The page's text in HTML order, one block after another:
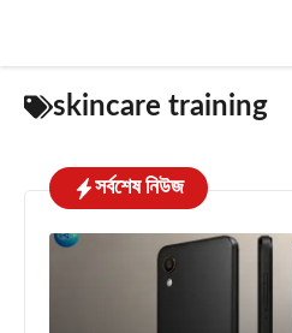
Menu
skincare training
সর্বশেষ নিউজ